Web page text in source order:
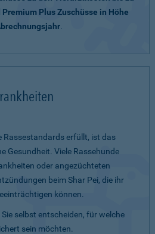
Premium Plus Zuschüsse in Höhe
.
Rassestandards erfüllt, ist das
Gesundheit. Viele Rassehunde
oder angezüchteten
beim Shar Pei, die ihr
können.
selbst entscheiden, für welche
sein möchten.